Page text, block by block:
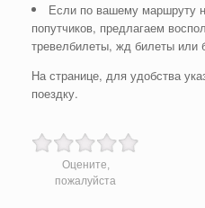
Если по вашему маршруту
попутчиков, предлагаем
тревелбилеты, жд билеты или
На странице, для удобства
поездку.
Оцените,
пожалуйста